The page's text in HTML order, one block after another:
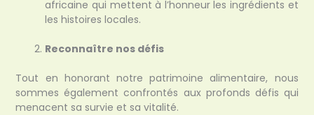
africaine qui mettent à l’honneur les ingrédients et
les histoires locales.
Reconnaître nos défis
Tout en honorant notre patrimoine alimentaire, nous
sommes également confrontés aux profonds défis qui
menacent sa survie et sa vitalité.